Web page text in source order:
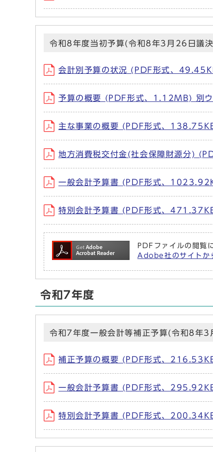
令和8年度当初予算(令和8年3月26日議
会計別予算の状況 (PDF形式、
予算の概要 (PDF形式、1.12MB) 別ウ
主な事業の概要 (PDF形式、
地方消費税交付金(社会保障財源分)
一般会計予算書 (PDF形式、
特別会計予算書 (PDF形式、
PDFファイルの閲覧
Adobe社のサイトか
令和7年度
令和7年度一般会計等補正予算(令和8年3
補正予算の概要 (PDF形式、
一般会計予算書 (PDF形式、
特別会計予算書 (PDF形式、